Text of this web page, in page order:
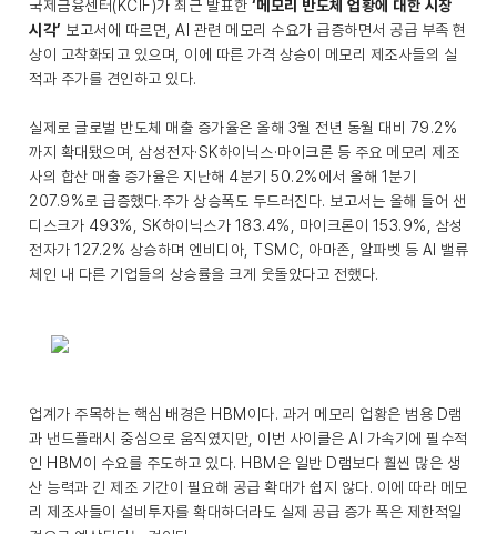
국제금융센터(KCIF)가 최근 발표한 ‘메모리 반도체 업황에 대한 시장
시각’ 보고서에 따르면, AI 관련 메모리 수요가 급증하면서 공급 부족 현
상이 고착화되고 있으며, 이에 따른 가격 상승이 메모리 제조사들의 실
적과 주가를 견인하고 있다.
실제로 글로벌 반도체 매출 증가율은 올해 3월 전년 동월 대비 79.2%
까지 확대됐으며, 삼성전자·SK하이닉스·마이크론 등 주요 메모리 제조
사의 합산 매출 증가율은 지난해 4분기 50.2%에서 올해 1분기
207.9%로 급증했다.주가 상승폭도 두드러진다. 보고서는 올해 들어 샌
디스크가 493%, SK하이닉스가 183.4%, 마이크론이 153.9%, 삼성
전자가 127.2% 상승하며 엔비디아, TSMC, 아마존, 알파벳 등 AI 밸류
체인 내 다른 기업들의 상승률을 크게 웃돌았다고 전했다.
업계가 주목하는 핵심 배경은 HBM이다. 과거 메모리 업황은 범용 D램
과 낸드플래시 중심으로 움직였지만, 이번 사이클은 AI 가속기에 필수적
인 HBM이 수요를 주도하고 있다. HBM은 일반 D램보다 훨씬 많은 생
산 능력과 긴 제조 기간이 필요해 공급 확대가 쉽지 않다. 이에 따라 메모
리 제조사들이 설비투자를 확대하더라도 실제 공급 증가 폭은 제한적일